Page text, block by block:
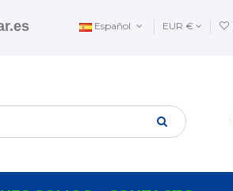
Español EUR €